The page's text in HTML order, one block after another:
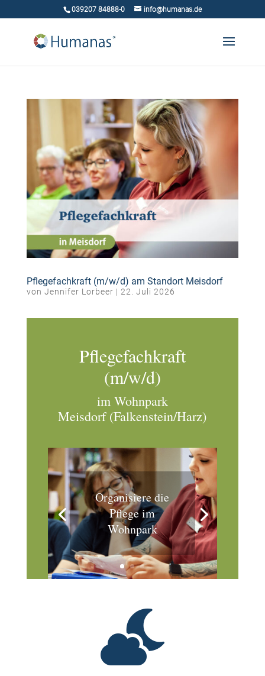
039207 84888-0 info@humanas.de
Pflegefachkraft (m/w/d) am Standort Meisdorf
von Jennifer Lorbeer | 22. Juli 2026
Pflegefachkraft
(m/w/d)
im Wohnpark
Meisdorf (Falkenstein/Harz)
Organisiere die
Pflege im
Wohnpark
